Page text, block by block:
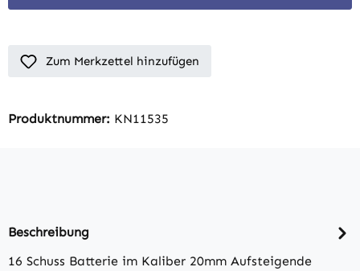
Zum Merkzettel hinzufügen
Produktnummer: KN11535
Beschreibung
16 Schuss Batterie im Kaliber 20mm Aufsteigende